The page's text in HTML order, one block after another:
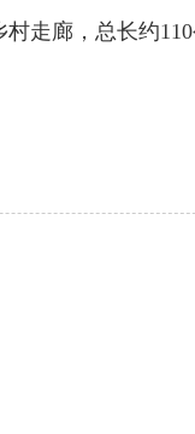
走廊，总长约